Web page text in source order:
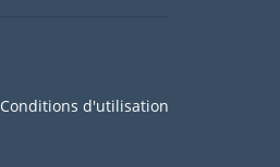
Conditions d'utilisation